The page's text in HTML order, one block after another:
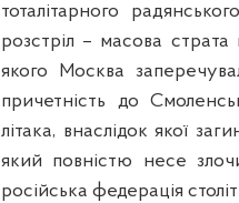
тоталітарного
розстріл – масова
якого Москва
причетність до
літака, внаслідок якої
який повністю несе
російська федерація